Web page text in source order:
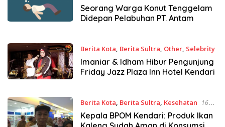
2018
Seorang Warga Konut Tenggelam
Didepan Pelabuhan PT. Antam
Berita Kota Berita Sultra Other, Selebrity
20 April 2018
Imaniar & Idham Hibur Pengunjung
Friday Jazz Plaza Inn Hotel Kendari
Berita Kota Berita Sultra Kesehatan
16
April 2018
Kepala BPOM Kendari: Produk Ikan